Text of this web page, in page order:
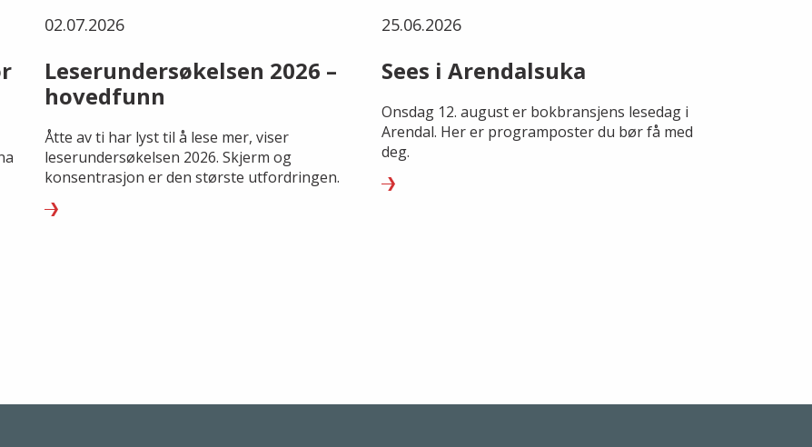
02.07.2026
Leserundersøkelsen 2026 –
hovedfunn
Åtte av ti har lyst til å lese mer, viser
leserundersøkelsen 2026. Skjerm og
konsentrasjon er den største utfordringen.
25.06.2026
Sees i Arendalsuka
Onsdag 12. august er bokbransjens lesedag i
Arendal. Her er programposter du bør få med
deg.